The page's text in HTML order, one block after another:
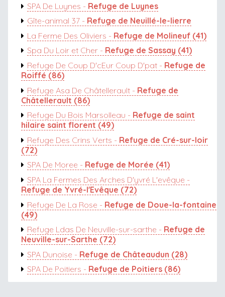
SPA De Luynes - Refuge de Luynes
Gîte-animal 37 - Refuge de Neuillé-le-lierre
La Ferme Des Oliviers - Refuge de Molineuf (41)
Spa Du Loir et Cher - Refuge de Sassay (41)
Refuge De Coup D'cEur Coup D'pat - Refuge de
Roiffé (86)
Refuge Asa De Châtellerault - Refuge de
Châtellerault (86)
Refuge Du Bois Marsolleau - Refuge de saint
hilaire saint florent (49)
Refuge Des Crins Verts - Refuge de Cré-sur-loir
(72)
SPA De Moree - Refuge de Morée (41)
SPA La Fermes Des Arches D'yvré L'evêque -
Refuge de Yvré-l'Evêque (72)
Refuge De La Rose - Refuge de Doue-la-fontaine
(49)
Refuge Ldas De Neuville-sur-sarthe - Refuge de
Neuville-sur-Sarthe (72)
SPA Dunoise - Refuge de Châteaudun (28)
SPA De Poitiers - Refuge de Poitiers (86)